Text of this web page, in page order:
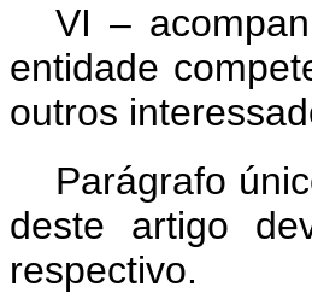
VI –
entidade
outros
Parágrafo
deste artigo
respectivo.